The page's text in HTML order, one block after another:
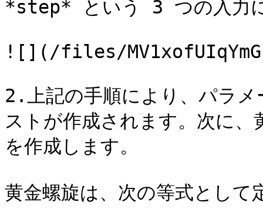
*step* という 3 つの入力に
![](/files/
2.上記の手順により、パラ
ストが作成されます。次に
を作成します。
黄金螺旋は、次の等式として